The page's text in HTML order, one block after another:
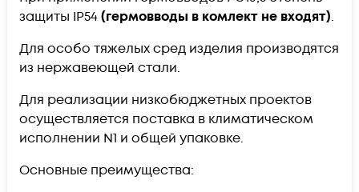
защиты IP54(гермовводы в комлект не входят).
Для особо тяжелых сред изделия производятся
из нержавеющей стали.
Для реализации низкобюджетных проектов
осуществляется поставка в климатическом
исполнении N1 и общей упаковке.
Основные преимущества: